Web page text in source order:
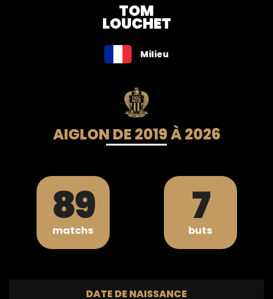
TOM
LOUCHET
Milieu
AIGLON DE 2019 À 2026
89
matchs 7
buts
DATE DE NAISSANCE